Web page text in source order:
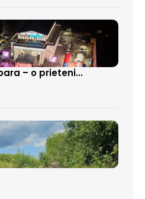
– o prieteni...